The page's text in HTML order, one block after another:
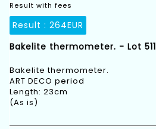
Result with fees
Result : 264EUR
Bakelite thermometer. - Lot 511
Bakelite thermometer.
ART DECO period
Length: 23cm
(As is)